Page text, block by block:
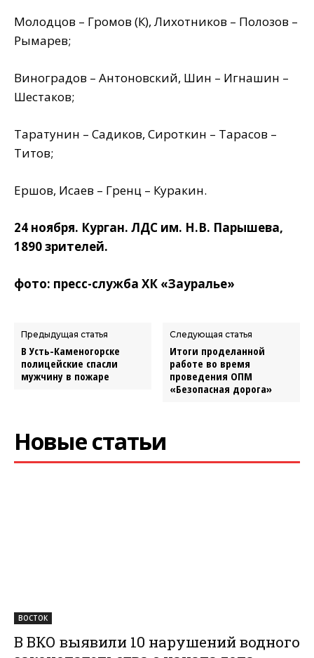
Молодцов – Громов (К), Лихотников – Полозов –
Рымарев;
Виноградов – Антоновский, Шин – Игнашин –
Шестаков;
Таратунин – Садиков, Сироткин – Тарасов –
Титов;
Ершов, Исаев – Гренц – Куракин.
24 ноября. Курган. ЛДС им. Н.В. Парышева,
1890 зрителей.
фото: пресс-служба ХК «Зауралье»
Предыдущая статья
В Усть-Каменогорске
полицейские спасли
мужчину в пожаре
Следующая статья
Итоги проделанной
работе во время
проведения ОПМ
«Безопасная дорога»
Новые статьи
ВОСТОК
В ВКО выявили 10 нарушений водного